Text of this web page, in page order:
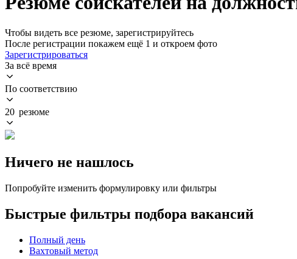
Чтобы видеть все резюме, зарегистрируйтесь
После регистрации покажем ещё 1 и откроем фото
Зарегистрироваться
За всё время
По соответствию
20 резюме
Ничего не нашлось
Попробуйте изменить формулировку или фильтры
Быстрые фильтры подбора вакансий
Полный день
Вахтовый метод